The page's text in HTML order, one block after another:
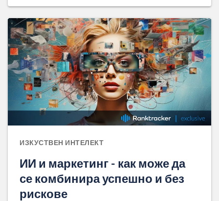
ИЗКУСТВЕН ИНТЕЛЕКТ
ИИ и маркетинг - как може да
се комбинира успешно и без
рискове